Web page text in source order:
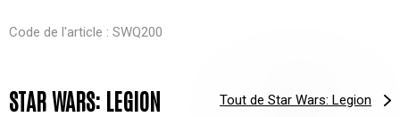
Code de l'article : SWQ200
STAR WARS: LEGION Tout de Star Wars: Legion